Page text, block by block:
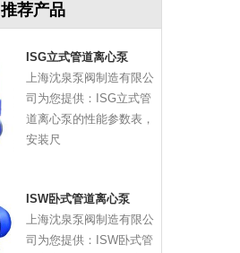
推荐产品
ISG立式管道离心泵
上海沈泉泵阀制造有限公
司为您提供：ISG立式管
道离心泵的性能参数表，
安装尺
ISW卧式管道离心泵
上海沈泉泵阀制造有限公
司为您提供：ISW卧式管